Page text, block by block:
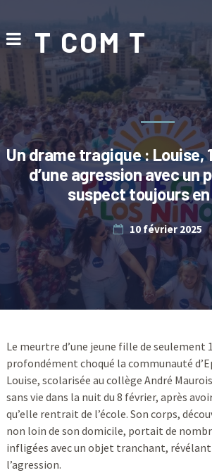
T COM T
Un drame tragique : Louise,
d’une agression avec un
suspect toujours
10 février 2025
Le meurtre d’une jeune fille de seulement
profondément choqué la communauté
Louise, scolarisée au collège André
sans vie dans la nuit du 8 février, après
qu’elle rentrait de l’école. Son corps,
non loin de son domicile, portait de
infligées avec un objet tranchant,
l’agression.